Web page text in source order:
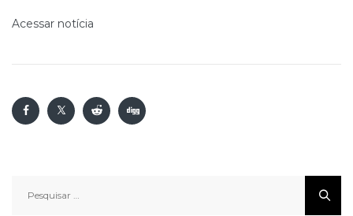
Acessar notícia
por: